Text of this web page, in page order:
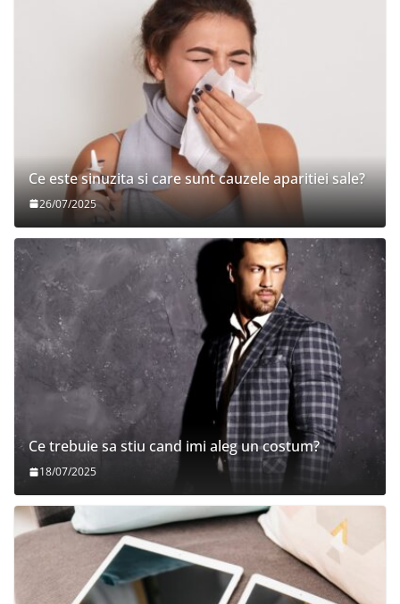
Ce este sinuzita si care sunt cauzele aparitiei sale?
26/07/2025
Ce trebuie sa stiu cand imi aleg un costum?
18/07/2025